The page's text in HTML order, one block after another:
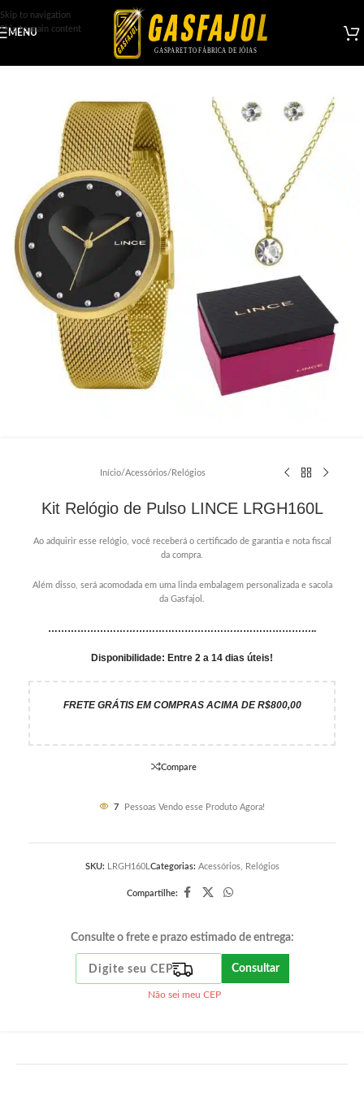
Skip to navigation
Skip to main content
MENU
Início/Acessórios/ Relógios
Kit Relógio de Pulso LINCE LRGH160L
Ao adquirir esse relógio, você receberá o certificado de garantia e nota fiscal
da compra.
Além disso, será acomodada em uma linda embalagem personalizada e sacola
da Gasfajol.
………………………………………………………………………..
Disponibilidade: Entre 2 a 14 dias úteis!
FRETE GRÁTIS EM COMPRAS ACIMA DE R$800,00
Compare
7 Pessoas Vendo esse Produto Agora!
SKU: LRGH160L Categorias: Acessórios, Relógios
Compartilhe:
Consulte o frete e prazo estimado de entrega:
Consultar
Não sei meu CEP